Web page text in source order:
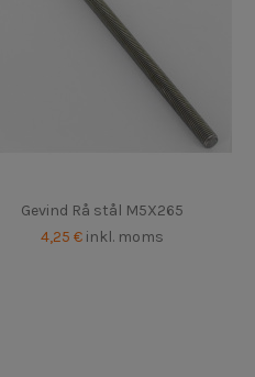
Gevind Rå stål M5X265
4,25 € inkl. moms